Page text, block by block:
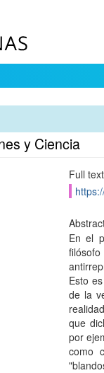
y Ciencia
Full text
En el
Esto
de la
que
por
como